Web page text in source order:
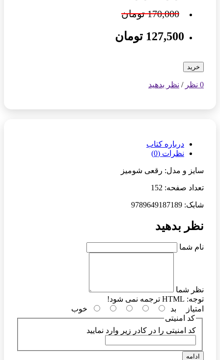
170,000 تومان
127,500 تومان
خرید
0 نظر / نظر بدهید
درباره کتاب
نظرات (0)
سایز و مدل: رقعی شومیز
تعداد صفحه: 152
شابک: 9789649187189
نظر بدهید
نام شما
نظر شما
توجه:
امتیاز
بد
خوب
کد امنیتی
کد امنیتی را در کادر زیر وارد نمایید
ادامه